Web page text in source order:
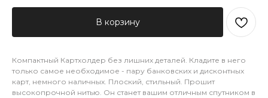
В корзину
Компактный Картхолдер без лишних деталей. Кладите в него
только самое необходимое - пару банковских и дисконтных
карт, немного наличных. Плоский, стильный. Прошит
высокопрочной нитью. Он станет вашим отличным спутником в